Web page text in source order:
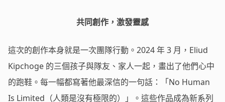
共同創作，激發靈感
這次的創作本身就是一次團隊行動。2024 年 3 月，Eliud
Kipchoge 的三個孩子與隊友、家人一起，畫出了他們心中
的跑鞋。每一幅都寫著他最深信的一句話：「No Human
Is Limited（人類是沒有極限的）」。這些作品成為新系列